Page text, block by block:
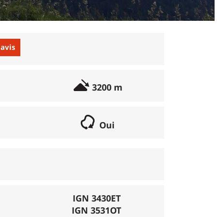
3200 m
Oui
lorsqu'il s'agit d'une boucle. Les chemins
peut se réaliser avec un vélo semi
IGN 3430ET
IGN 3531OT